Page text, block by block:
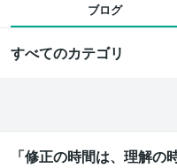
ブログ
すべてのカテゴリ
「修正の時間は、理解の